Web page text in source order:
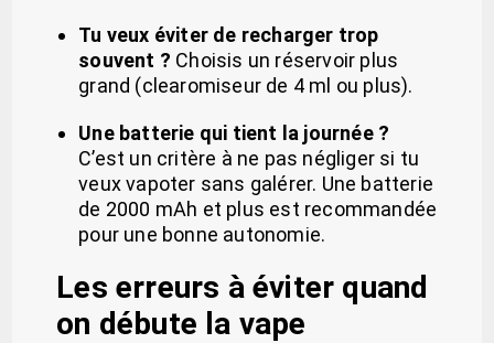
Tu veux éviter de recharger trop
souvent ? Choisis un réservoir plus
grand (clearomiseur de 4 ml ou plus).
Une batterie qui tient la journée ?
C’est un critère à ne pas négliger si tu
veux vapoter sans galérer. Une batterie
de 2000 mAh et plus est recommandée
pour une bonne autonomie.
Les erreurs à éviter quand
on débute la vape